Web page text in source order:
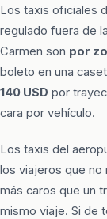
Los taxis oficiales
regulado fuera de
Carmen son por
boleto en una
140 USD por
cara por vehículo.
Los taxis del
los viajeros que no
más caros que un
mismo viaje. Si de